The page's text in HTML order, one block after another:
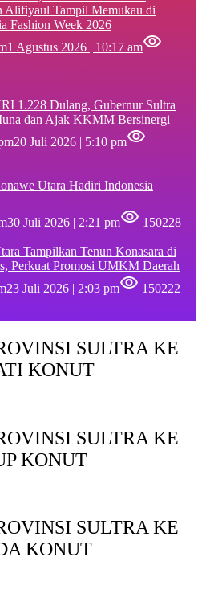
Alifiyaul Tampil Memukau di
Fashion Week 2026
1 Agustus 2026 | 10:17 am
1.228 Dulang, Gubernur Sultra
dan Ajak KKMM Bersinergi
20 Juli 2026 | 5:10 pm
Utara Hadiri Indonesia
30 Juli 2026 | 2:21 pm
150228
Tampilkan Tenun Konasara di
Perkuat Promosi UMKM Daerah
23 Juli 2026 | 2:03 pm 150222
SULTRA KE
KONUT
SULTRA KE
KONUT
SULTRA KE
KONUT